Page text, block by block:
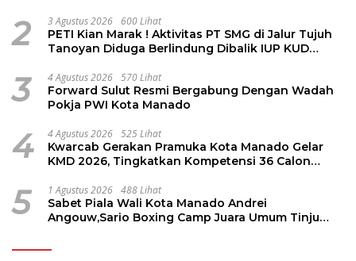
2 3 Agustus 2026 600 Lihat
PETI Kian Marak ! Aktivitas PT SMG di Jalur Tujuh
Tanoyan Diduga Berlindung Dibalik IUP KUD
3 4 Agustus 2026 570 Lihat
Forward Sulut Resmi Bergabung Dengan Wadah
Pokja PWI Kota Manado
4 4 Agustus 2026 525 Lihat
Kwarcab Gerakan Pramuka Kota Manado Gelar
KMD 2026, Tingkatkan Kompetensi 36 Calon
5 1 Agustus 2026 488 Lihat
Sabet Piala Wali Kota Manado Andrei
Angouw,Sario Boxing Camp Juara Umum Tinju